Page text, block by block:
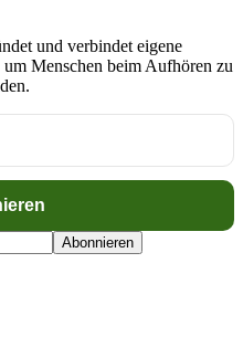
und verbindet eigene
Menschen beim Aufhören zu